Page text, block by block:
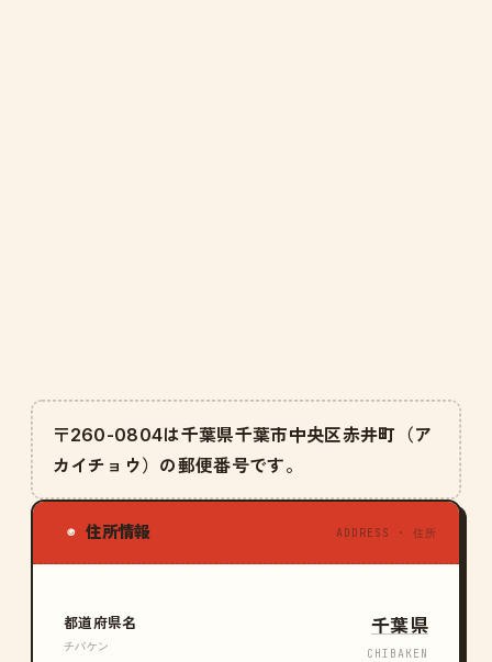
〒260-0804は千葉県千葉市中央区赤井町（ア
カイチョウ）の郵便番号です。
◉ 住所情報 ADDRESS · 住所
都道府県名
チバケン
千葉県
CHIBAKEN